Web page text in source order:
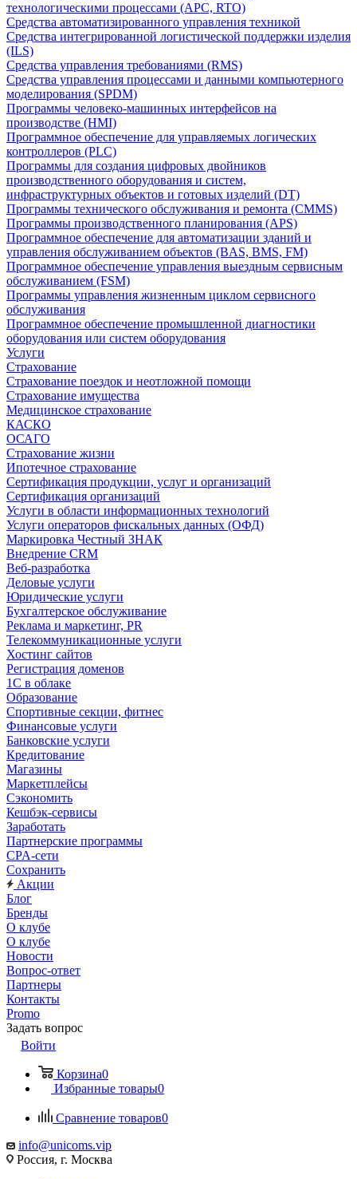
технологическими процессами (APC, RTO)
Средства автоматизированного управления техникой
Средства интегрированной логистической поддержки изделия
(ILS)
Средства управления требованиями (RMS)
Средства управления процессами и данными компьютерного
моделирования (SPDM)
Программы человеко-машинных интерфейсов на
производстве (HMI)
Программное обеспечение для управляемых логических
контроллеров (PLC)
Программы для создания цифровых двойников
производственного оборудования и систем,
инфраструктурных объектов и готовых изделий (DT)
Программы технического обслуживания и ремонта (CMMS)
Программы производственного планирования (APS)
Программное обеспечение для автоматизации зданий и
управления обслуживанием объектов (BAS, BMS, FM)
Программное обеспечение управления выездным сервисным
обслуживанием (FSM)
Программы управления жизненным циклом сервисного
обслуживания
Программное обеспечение промышленной диагностики
оборудования или систем оборудования
Услуги
Страхование
Страхование поездок и неотложной помощи
Страхование имущества
Медицинское страхование
КАСКО
ОСАГО
Страхование жизни
Ипотечное страхование
Сертификация продукции, услуг и организаций
Сертификация организаций
Услуги в области информационных технологий
Услуги операторов фискальных данных (ОФД)
Маркировка Честный ЗНАК
Внедрение CRM
Веб-разработка
Деловые услуги
Юридические услуги
Бухгалтерское обслуживание
Реклама и маркетинг, PR
Телекоммуникационные услуги
Хостинг сайтов
Регистрация доменов
1С в облаке
Образование
Спортивные секции, фитнес
Финансовые услуги
Банковские услуги
Кредитование
Магазины
Маркетплейсы
Сэкономить
Кешбэк-сервисы
Заработать
Партнерские программы
CPA-сети
Сохранить
Акции
Блог
Бренды
О клубе
О клубе
Новости
Вопрос-ответ
Партнеры
Контакты
Promo
Задать вопрос
Войти
Корзина0
Избранные товары0
Сравнение товаров0
info@unicoms.vip
Россия, г. Москва